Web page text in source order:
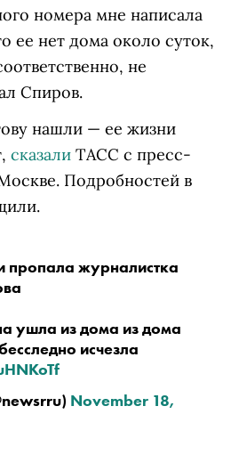
номера мне написала
ее нет дома около суток,
не
Спиров.
нашли — ее жизни
сказали ТАСС с пресс-
Подробностей в
пропала журналистка
ушла из дома из дома
November 18,